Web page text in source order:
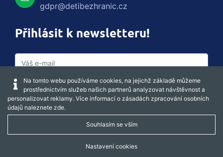
gdpr@detibezhranic.cz
Přihlásit k newsletteru!
Captcha obnovit
Na tomto webu používáme cookies, na jejichž základě můžeme
prostřednictvím služeb našich partnerů analyzovat návštěvnost a
personalizovat reklamy. Více informací o zásadách zpracování osobních
údajů naleznete zde.
Souhlasím se vším
Nastavení cookies